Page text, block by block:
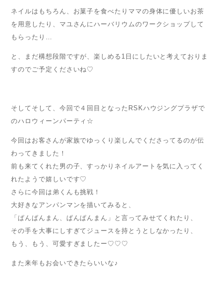
ネイルはもちろん、お菓子を食べたりママの身体に優しいお茶
を用意したり、マユさんにハーバリウムのワークショップして
もらったり…
と、まだ構想段階ですが、楽しめる1日にしたいと考えておりま
すのでご予定くださいね♡
そしてそして、今回で４回目となったRSKハウジングプラザで
のハロウィーンパーティ☆
今回はお客さんが家族でゆっくり楽しんでくださってるのが伝
わってきました！
前も来てくれた男の子、すっかりネイルアートを気に入ってく
れたようで嬉しいです♡
さらに今回は弟くんも挑戦！
大好きなアンパンマンを描いてみると、
「ぱんぱんまん、ぱんぱんまん」と言ってみせてくれたり、
その手を大事にしすぎてジュースを持とうとしなかったり、
もう、もう、可愛すぎましたー♡♡♡
また来年もお会いできたらいいな♪